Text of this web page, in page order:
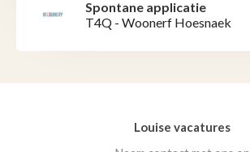
Spontane applicatie
T4Q - Woonerf Hoesnaek
Louise vacatures